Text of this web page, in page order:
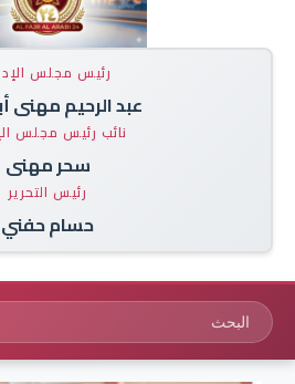
رئيس مجلس
عبد الرحيم مهنى
نائب رئيس مجلس
سحر مهنى
رئيس التحرير
حسام حفني